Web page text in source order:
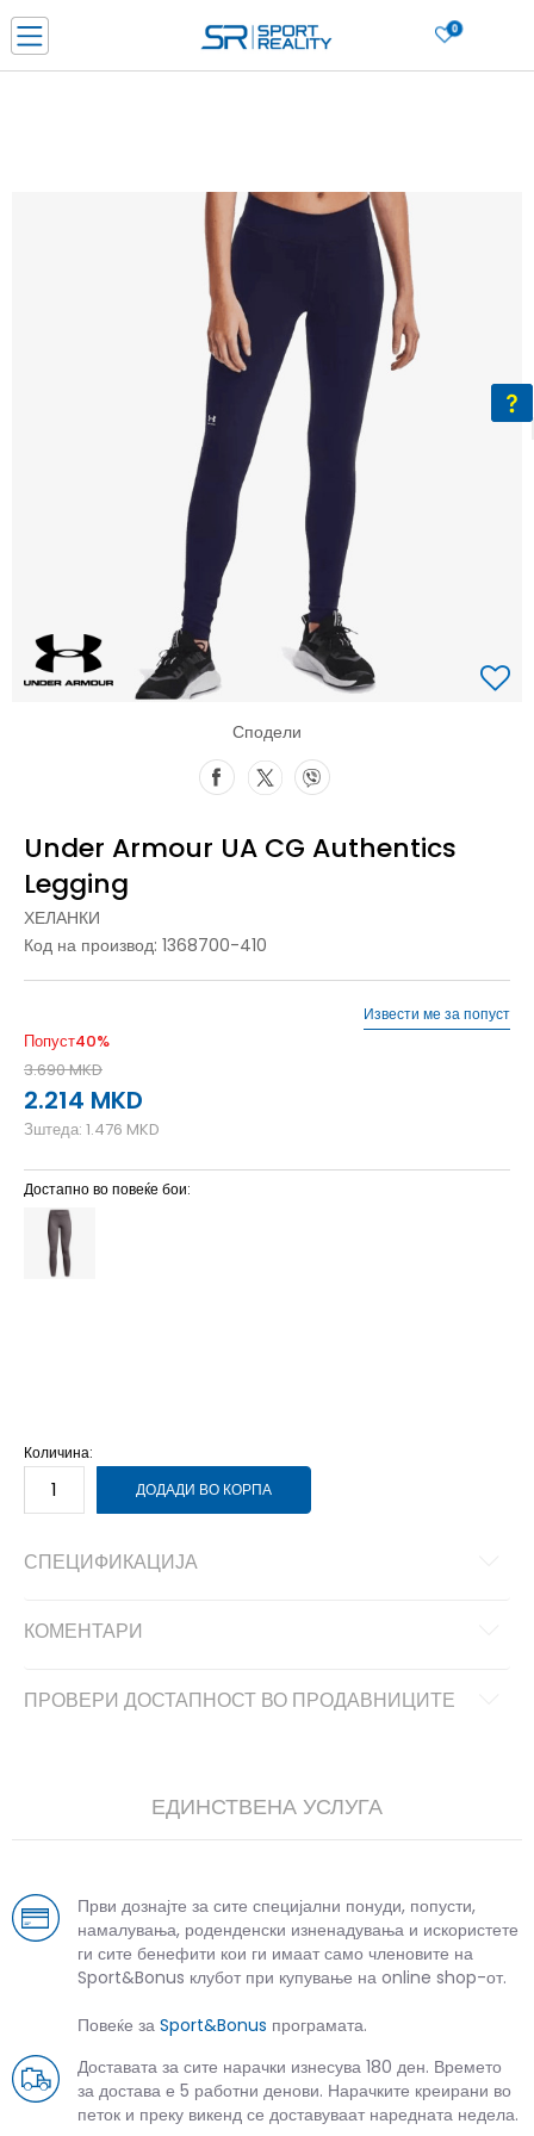
0
& COLLECT Платете со картичка online и подигнете во продавницата по ваш
ДОЗНАЈ ПОВЕЌЕ
ДОЗНАЈ ПОВЕЌЕ
Сподели
Under Armour UA CG Authentics
Legging
ХЕЛАНКИ
Код на производ: 1368700-410
Попуст40%
3.690MKD
2.214 MKD
Зштеда: 1.476 MKD
Извести ме за попуст
Достапно во повеќе бои:
Количина:
ДОДАДИ ВО КОРПА
СПЕЦИФИКАЦИЈА
КОМЕНТАРИ
ПРОВЕРИ ДОСТАПНОСТ ВО ПРОДАВНИЦИТЕ
ЕДИНСТВЕНА УСЛУГА
Први дознајте за сите специјални понуди, попусти,
намалувања, роденденски изненадувања и искористете
ги сите бенефити кои ги имаат само членовите на
Sport&Bonus клубот при купување на online shop-от.
Повеќе за Sport&Bonus програмата.
Доставата за сите нарачки изнесува 180 ден. Времето
за достава е 5 работни денови. Нарачките креирани во
петок и преку викенд се доставуваат наредната недела.